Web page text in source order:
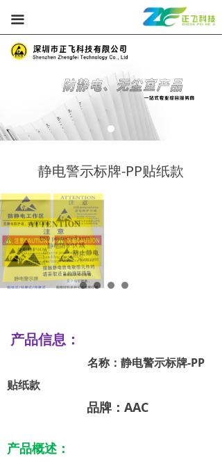
끀
静电警示标牌-PP贴纸款
产品信息：
名称：静电警示标牌-PP
贴纸款
品牌：AAC
产品概述：